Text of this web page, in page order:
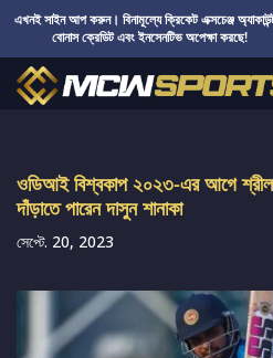
এখনই সাইন আপ করুন। বিনামূল্যে ক্রিকেট এক্সচেঞ্জ
বোনাস ক্রেডিট এবং ইনসেনটিভ অপেক্ষা করছে!
ওডিআই বিশ্বকাপ ২০২৩-এর আগে
দাঁড়াতে পারেন দাসুন শানাকা
সেপ্টে. 20, 2023